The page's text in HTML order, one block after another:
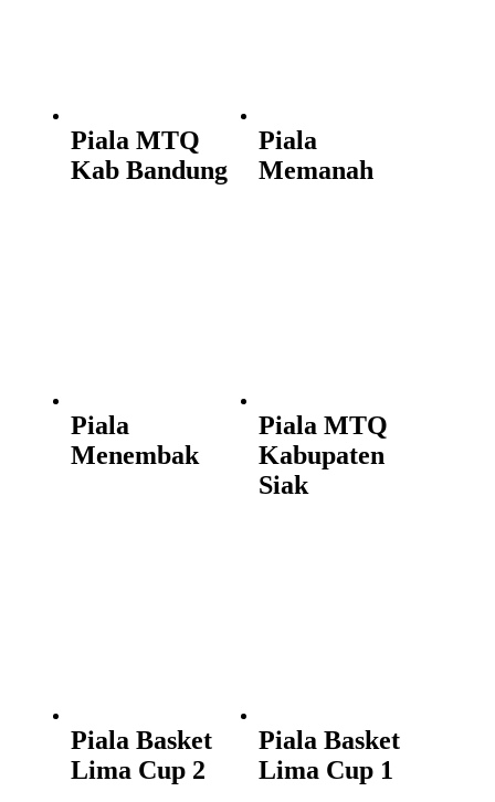
Piala MTQ
Kab Bandung
Piala
Memanah
Piala
Menembak
Piala MTQ
Kabupaten
Siak
Piala Basket
Lima Cup 2
Piala Basket
Lima Cup 1